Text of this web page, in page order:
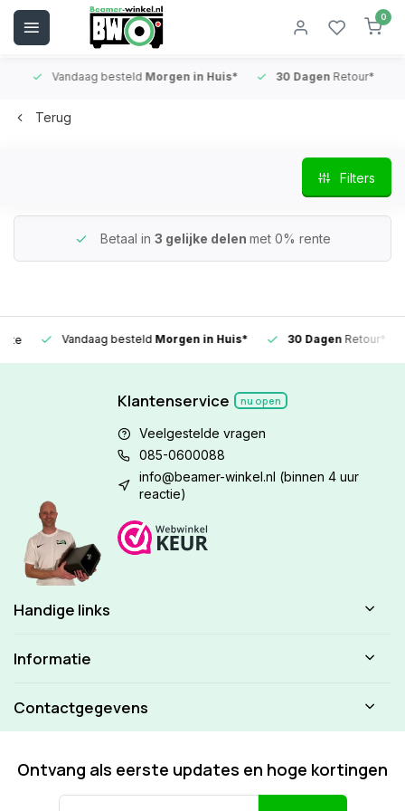
0
Vandaag besteldMorgen in Huis* 30 DagenRetour*
Terug
Filters
Betaal in 3 gelijke delen met 0% rente
Vandaag besteldMorgen in Huis* 30 DagenRetour*
Klantenservice nu open
Veelgestelde vragen
085-0600088
info@beamer-winkel.nl (binnen 4 uur
reactie)
Handige links
Informatie
Contactgegevens
Ontvang als eerste updates en hoge kortingen